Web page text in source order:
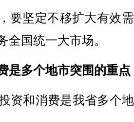
坚定不移扩大有效
全国统一大市场。
是多个地市突围的重点
和消费是我省多个